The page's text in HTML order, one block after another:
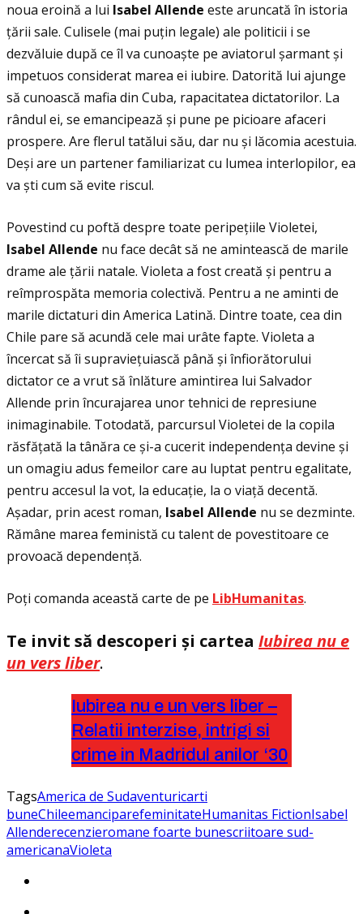
noua eroină a lui Isabel Allende este aruncată în istoria
ţării sale. Culisele (mai puţin legale) ale politicii i se
dezvăluie după ce îl va cunoaște pe aviatorul șarmant și
impetuos considerat marea ei iubire. Datorită lui ajunge
să cunoască mafia din Cuba, rapacitatea dictatorilor. La
rândul ei, se emancipează și pune pe picioare afaceri
prospere. Are flerul tatălui său, dar nu și lăcomia acestuia.
Deși are un partener familiarizat cu lumea interlopilor, ea
va ști cum să evite riscul.
Povestind cu poftă despre toate peripeţiile Violetei,
Isabel Allende nu face decât să ne amintească de marile
drame ale ţării natale. Violeta a fost creată și pentru a
reîmprospăta memoria colectivă. Pentru a ne aminti de
marile dictaturi din America Latină. Dintre toate, cea din
Chile pare să acundă cele mai urâte fapte. Violeta a
încercat să îi supravieţuiască până și înfiorătorului
dictator ce a vrut să înlăture amintirea lui Salvador
Allende prin încurajarea unor tehnici de represiune
inimaginabile. Totodată, parcursul Violetei de la copila
răsfăţată la tânăra ce și-a cucerit independenţa devine și
un omagiu adus femeilor care au luptat pentru egalitate,
pentru accesul la vot, la educaţie, la o viaţă decentă.
Așadar, prin acest roman, Isabel Allende nu se dezminte.
Rămâne marea feministă cu talent de povestitoare ce
provoacă dependenţă.
Poţi comanda această carte de pe LibHumanitas.
Te invit să descoperi și cartea Iubirea nu e
un vers liber.
Iubirea nu e un vers liber –
Relatii interzise, intrigi si
crime in Madridul anilor ‘30
TagsAmerica de Sudaventuricarti
buneChileemanciparefeminitateHumanitas FictionIsabel
Allenderecenzieromane foarte bunescriitoare sud-
americanaVioleta